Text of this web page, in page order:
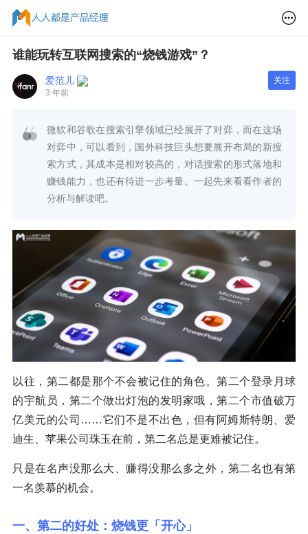
谁能玩转互联网搜索的“烧钱游戏”？
爱范儿
3 年前
关注
微软和谷歌在搜索引擎领域已经展开了对弈，而在这场
对弈中，可以看到，国外科技巨头想要展开布局的新搜
索方式，其成本是相对较高的，对话搜索的形式落地和
赚钱能力，也还有待进一步考量。一起先来看看作者的
分析与解读吧。
以往，第二都是那个不会被记住的角色。第二个登录月球
的宇航员，第二个做出灯泡的发明家哦，第二个市值破万
亿美元的公司……它们不是不出色，但有阿姆斯特朗、爱
迪生、苹果公司珠玉在前，第二名总是更难被记住。
只是在名声没那么大、赚得没那么多之外，第二名也有第
一名羡慕的机会。
一、第二的好处：烧钱更「开心」